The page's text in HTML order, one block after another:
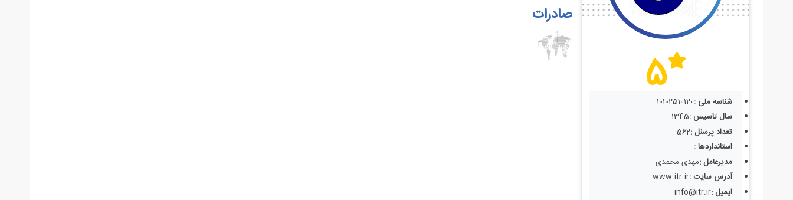
5 شناسه ملی :10102510120
سال تاسیس :1345
تعداد پرسنل :562
استانداردها :
مدیرعامل :مهدی محمدی
آدرس سایت :www.itr.ir
ایمیل :info@itr.ir
صادرات